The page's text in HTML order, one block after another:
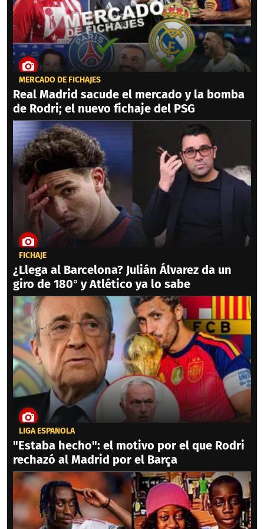
MERCADO DE FICHAJES
Real Madrid sacude el mercado y la bomba
de Rodri; el nuevo fichaje del PSG
FICHAJE
¿Llega al Barcelona? Julián Álvarez da un
giro de 180° y Atlético ya lo sabe
LIGA ESPAÑOLA
"Estaba hecho": el motivo por el que Rodri
rechazó al Madrid por el Barça